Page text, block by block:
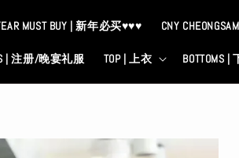
MUST BUY | 新年必买♥♥♥ CNY
| 注册/晚宴礼服 TOP | 上衣 BOTTOMS |